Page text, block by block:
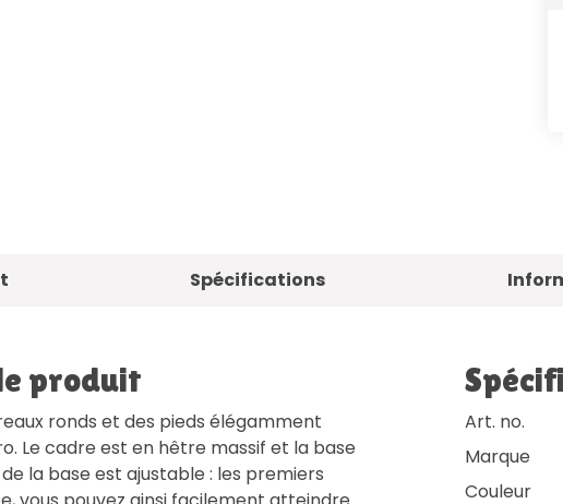
Spécifications
produit
ronds et des pieds élégamment
Le cadre est en hêtre massif et la base
la base est ajustable : les premiers
Art. no.
Marque
Couleur